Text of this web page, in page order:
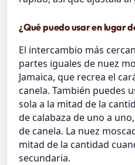
¿Qué puedo usar en lugar
El intercambio más
partes iguales de nuez
Jamaica, que recrea el
canela. También puedes
sola a la mitad de la
de calabaza de uno a
de canela. La nuez
mitad de la cantidad
secundaria.